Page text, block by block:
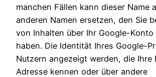
manchen Fällen kann dieser Name
anderen Namen ersetzen, den Sie
von Inhalten über Ihr Google-
haben. Die Identität Ihres Google-
Nutzern angezeigt werden, die Ihre
Adresse kennen oder über andere